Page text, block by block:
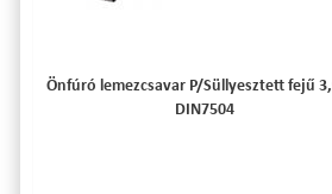
Önfúró lemezcsavar P/Süllyesztett fejű
DIN7504